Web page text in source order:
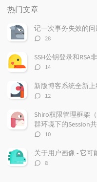
门
文
章
热门文章
记一次事务失效的
评
数：
28
SSH公钥登录和RSA
评
数：
14
新版博客系统全新
评
数：
12
Shiro权限管理框架
群环境下的Session
评
数：
10
关于用户画像 - 它可
评
8